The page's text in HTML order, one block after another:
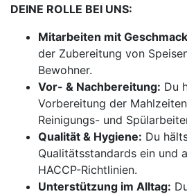
DEINE ROLLE BEI UNS:
Mitarbeiten mit
der Zubereitung von
Bewohner.
Vor- & Nachbereitung: Du
Vorbereitung der
Reinigungs- und
Qualität & Hygiene: Du
Qualitätsstandards ein und
HACCP-Richtlinien.
Unterstützung im Alltag: